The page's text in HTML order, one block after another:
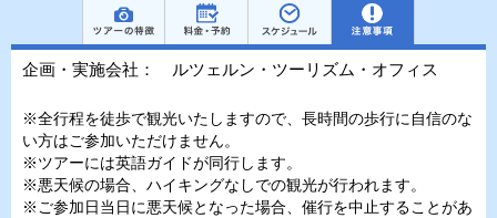
企画・実施会社： ルツェルン・ツーリズム・オフィス
※全行程を徒歩で観光いたしますので、長時間の歩行に自信のな
い方はご参加いただけません。
※ツアーには英語ガイドが同行します。
※悪天候の場合、ハイキングなしでの観光が行われます。
※ご参加日当日に悪天候となった場合、催行を中止することがあ